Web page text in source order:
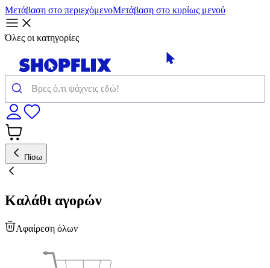
Μετάβαση στο περιεχόμενοΜετάβαση στο κυρίως μενού
Όλες οι κατηγορίες
Πίσω
Καλάθι αγορών
Αφαίρεση όλων